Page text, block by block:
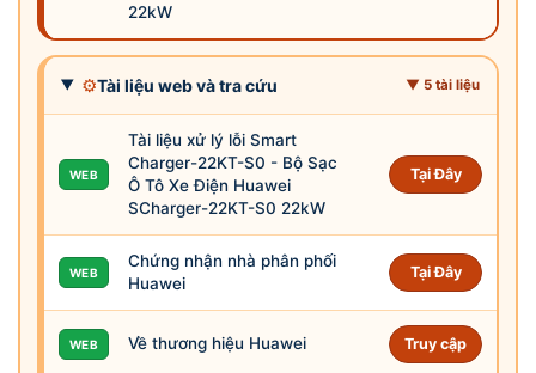
22kW
⚙Tài liệu web và tra cứu ▼ 5 tài liệu
WEB
Tài liệu xử lý lỗi Smart
Charger-22KT-S0 - Bộ Sạc
Ô Tô Xe Điện Huawei
SCharger-22KT-S0 22kW
Tại Đây
WEB
Chứng nhận nhà phân phối
Huawei
Tại Đây
WEB Về thương hiệu Huawei Truy cập